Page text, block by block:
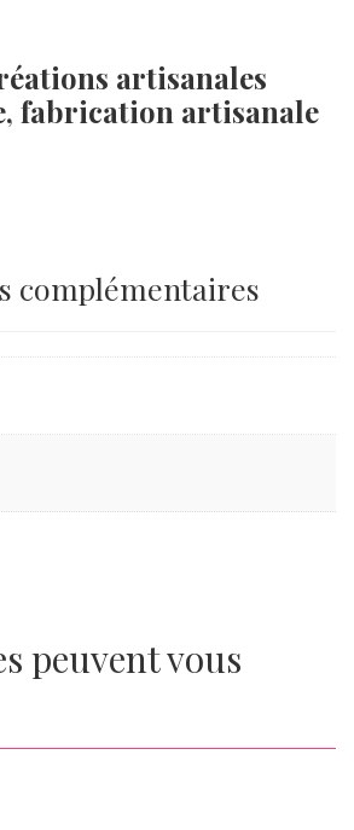
fabrication artisanale
complémentaires
peuvent vous